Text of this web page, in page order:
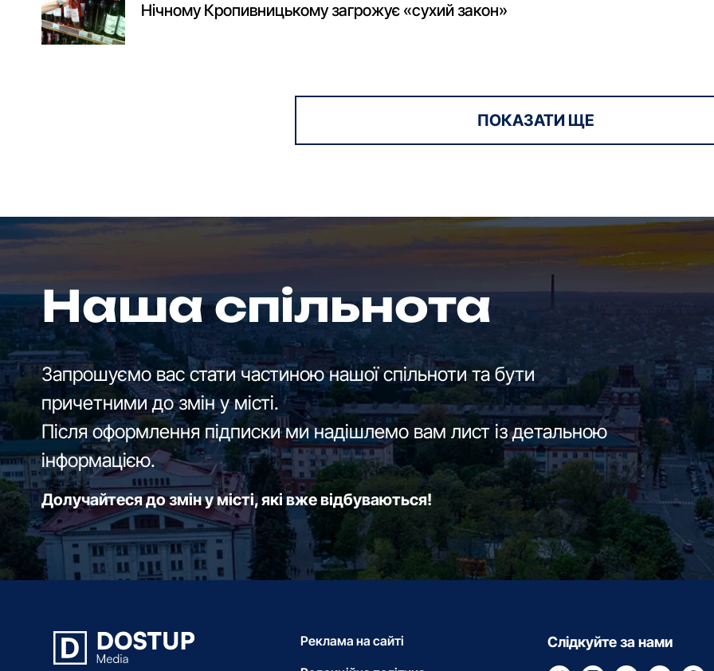
Нічному Кропивницькому загрожує «сухий закон»
ПОКАЗАТИ ЩЕ
Наша спільнота
Запрошуємо вас стати частиною нашої спільноти та бути
причетними до змін у місті.
Після оформлення підписки ми надішлемо вам лист із детальною
інформацією.
Долучайтеся до змін у місті, які вже відбуваються!
Реклама на сайті
Слідкуйте за нами